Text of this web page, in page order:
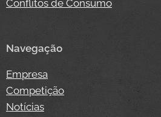
Conflitos de Consumo
Navegação
Empresa
Competição
Notícias